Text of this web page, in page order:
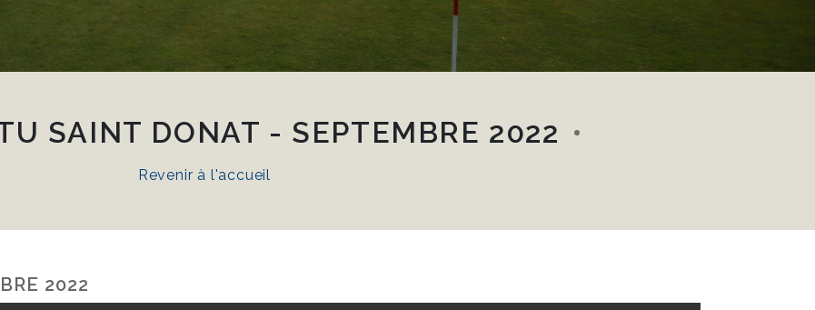
SAINT DONAT - SEPTEMBRE 2022
Revenir à l'accueil
2022